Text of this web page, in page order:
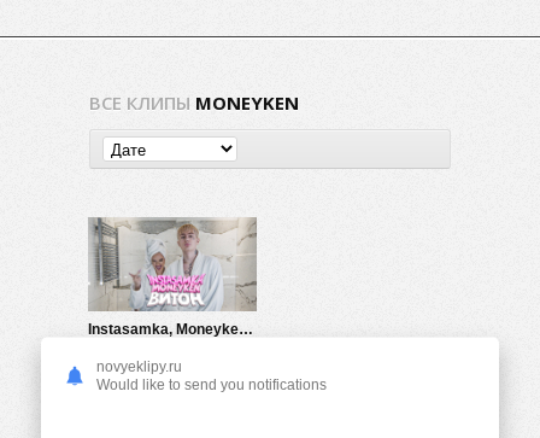
ВСЕ КЛИПЫ MONEYKEN
Instasamka, Moneyken — Витон
novyeklipy.ru
Would like to send you notifications